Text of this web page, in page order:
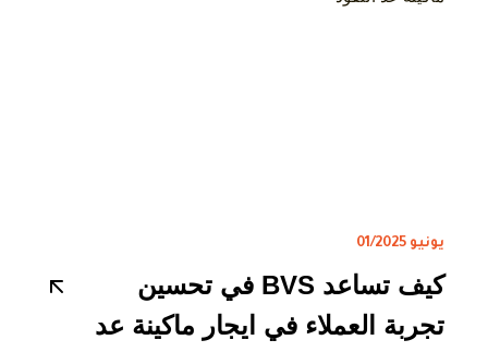
يونيو 01/2025
كيف تساعد BVS في تحسين
تجربة العملاء في ايجار ماكينة عد